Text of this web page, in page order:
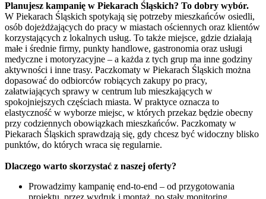
Planujesz kampanię w Piekarach Śląskich? To dobry wybór.
W Piekarach Śląskich spotykają się potrzeby mieszkańców osiedli,
osób dojeżdżających do pracy w miastach ościennych oraz klientów
korzystających z lokalnych usług. To także miejsce, gdzie działają
małe i średnie firmy, punkty handlowe, gastronomia oraz usługi
medyczne i motoryzacyjne – a każda z tych grup ma inne godziny
aktywności i inne trasy. Paczkomaty w Piekarach Śląskich można
dopasować do odbiorców robiących zakupy po pracy,
załatwiających sprawy w centrum lub mieszkających w
spokojniejszych częściach miasta. W praktyce oznacza to
elastyczność w wyborze miejsc, w których przekaz będzie obecny
przy codziennych obowiązkach mieszkańców. Paczkomaty w
Piekarach Śląskich sprawdzają się, gdy chcesz być widoczny blisko
punktów, do których wraca się regularnie.
Dlaczego warto skorzystać z naszej oferty?
Prowadzimy kampanię end-to-end – od przygotowania